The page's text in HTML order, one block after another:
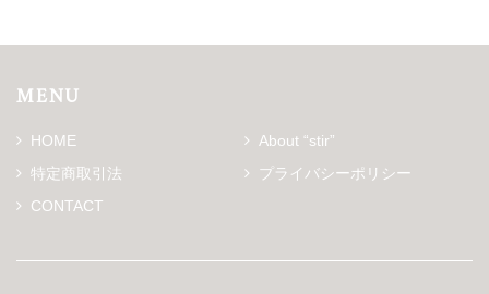
MENU
HOME
About “stir”
特定商取引法
プライバシーポリシー
CONTACT